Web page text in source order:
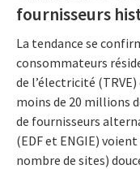
fournisseurs
La tendance se
consommateurs
de l’électricité
moins de 20 millions
de fournisseurs
(EDF et ENGIE)
nombre de sites)